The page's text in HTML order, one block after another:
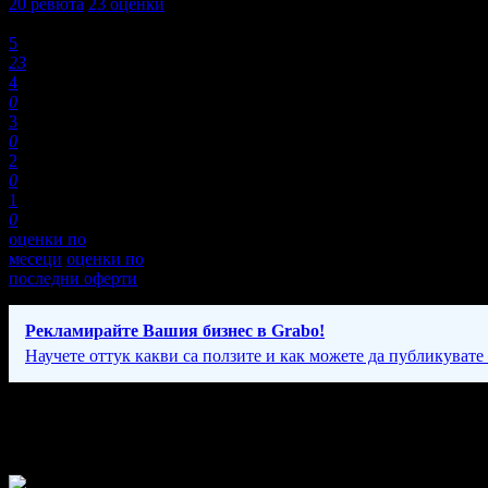
20 ревюта 23 оценки
5
23
4
0
3
0
2
0
1
0
оценки по
месеци оценки по
последни оферти
Рекламирайте Вашия бизнес в Grabo!
Научете оттук какви са ползите и как можете да публикувате